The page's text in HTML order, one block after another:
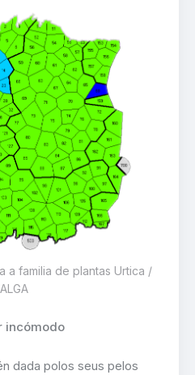
a familia de plantas Urtica /
ALGA
incómodo
dada polos seus pelos